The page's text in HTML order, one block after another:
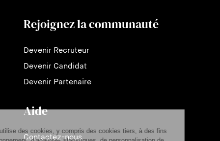
Rejoignez la communauté
Devenir Recruteur
Devenir Candidat
Devenir Partenaire
Aide
Contactez-nous